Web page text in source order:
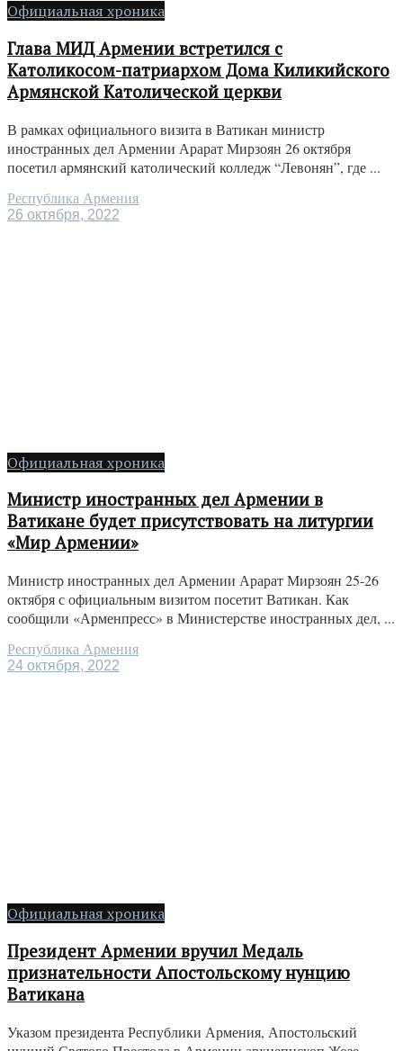
Официальная хроника
Глава МИД Армении встретился с
Католикосом-патриархом Дома Киликийского
Армянской Католической церкви
В рамках официального визита в Ватикан министр
иностранных дел Армении Арарат Мирзоян 26 октября
посетил армянский католический колледж “Левонян”, где ...
Республика Армения
26 октября, 2022
Официальная хроника
Министр иностранных дел Армении в
Ватикане будет присутствовать на литургии
«Мир Армении»
Министр иностранных дел Армении Арарат Мирзоян 25-26
октября с официальным визитом посетит Ватикан. Как
сообщили «Арменпресс» в Министерстве иностранных дел, ...
Республика Армения
24 октября, 2022
Официальная хроника
Президент Армении вручил Медаль
признательности Апостольскому нунцию
Ватикана
Указом президента Республики Армения, Апостольский